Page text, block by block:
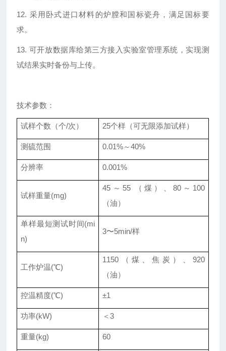
12. 采用卧式进口材料的炉膛和国标瓷舟，满足国标要
求。
13. 可开放数据库给第三方接入实验室管理系统，实现测
试结果实时备份与上传。
技术参数：
试样个数（个/次） 25个样（可无限添加试样）
测硫范围 0.01%～40%
分辨率 0.001%
试样重量(mg)
45～55 （煤）、80～100
（油）
单样最短测试时间(mi
n)
3〜5min/样
工作炉温(℃)
1150（煤、焦炭）、920
（油）
控温精度(℃) ±1
功率(kW) ＜3
重量(kg) 60